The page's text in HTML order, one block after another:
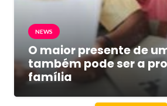
NEWS
O maior presente de
também pode ser a
família